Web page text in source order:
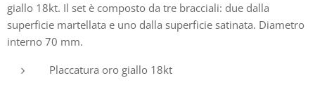
giallo 18kt. Il set è composto da tre bracciali: due dalla
superficie martellata e uno dalla superficie satinata. Diametro
interno 70 mm.
Placcatura oro giallo 18kt